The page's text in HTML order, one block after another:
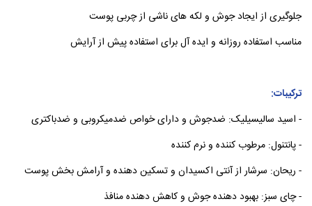
جلوگیری از ایجاد جوش و لکه های ناشی از چربی پوست
مناسب استفاده روزانه و ایده آل برای استفاده پیش از آرایش
ترکیبات:
- اسید سالیسیلیک: ضدجوش و دارای خواص ضدمیکروبی و ضدباکتری
- پانتنول: مرطوب کننده و نرم کننده
- ریحان: سرشار از آنتی اکسیدان و تسکین دهنده و آرامش بخش پوست
- چای سبز: بهبود دهنده جوش و کاهش دهنده منافذ